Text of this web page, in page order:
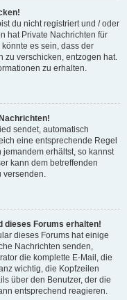
du nicht registriert und / oder
hat Private Nachrichten für
es sein, dass der
zu verschicken, entzogen hat.
zu erhalten.
sendet, automatisch
eine entsprechende Regel
erhältst, so kannst
kann dem betreffenden
versenden.
dieses Forums erhalten!
dieses Forums hat einige
Nachrichten senden,
die komplette E-Mail, die
wichtig, die Kopfzeilen
über den Benutzer, der die
entsprechend reagieren.